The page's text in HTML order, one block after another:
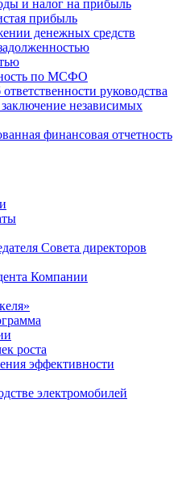
и налог на прибыль
прибыль
денежных средств
по МСФО
руководства
независимых
финансовая отчетность
Совета директоров
Компании
роста
эффективности
электромобилей